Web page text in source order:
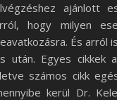
ajánlott
hogy milyen
És arról
után. Egyes cikkek
számos cikk
kerül Dr.